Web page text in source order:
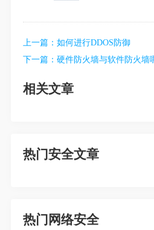
上一篇： 如何进行DDOS防御
下一篇： 硬件防火墙与软件防火墙
相关文章
热门安全文章
热门网络安全